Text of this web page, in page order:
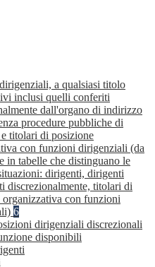
a qualsiasi titolo
inclusi quelli conferiti
dall'organo di indirizzo
procedure pubbliche di
e titolari di posizione
con funzioni dirigenziali (da
in tabelle che distinguano le
dirigenti, dirigenti
discrezionalmente, titolari di
organizzativa con funzioni
6
dirigenziali discrezionali
disponibili